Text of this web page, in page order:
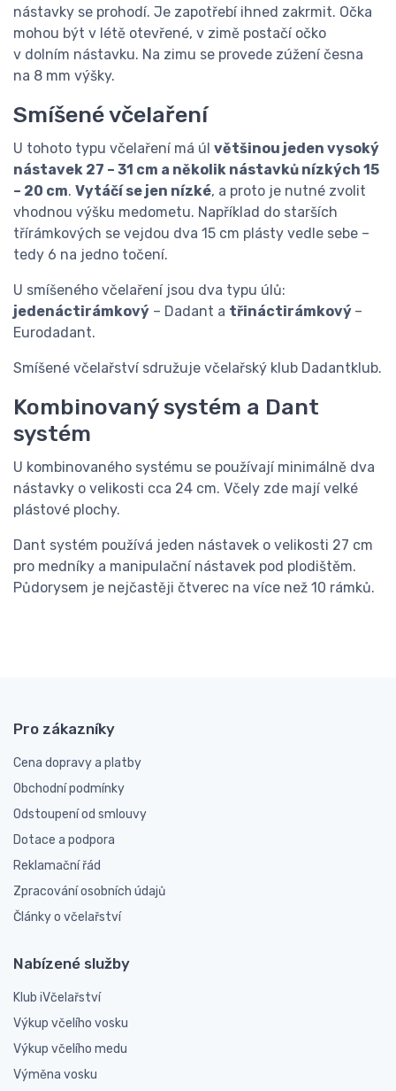
nástavky se prohodí. Je zapotřebí ihned zakrmit. Očka
mohou být v létě otevřené, v zimě postačí očko
v dolním nástavku. Na zimu se provede zúžení česna
na 8 mm výšky.
Smíšené včelaření
U tohoto typu včelaření má úl většinou jeden vysoký
nástavek 27 – 31 cm a několik nástavků nízkých 15
– 20 cm. Vytáčí se jen nízké, a proto je nutné zvolit
vhodnou výšku medometu. Například do starších
třírámkových se vejdou dva 15 cm plásty vedle sebe –
tedy 6 na jedno točení.
U smíšeného včelaření jsou dva typu úlů:
jedenáctirámkový – Dadant a třináctirámkový –
Eurodadant.
Smíšené včelařství sdružuje včelařský klub Dadantklub.
Kombinovaný systém a Dant
systém
U kombinovaného systému se používají minimálně dva
nástavky o velikosti cca 24 cm. Včely zde mají velké
plástové plochy.
Dant systém používá jeden nástavek o velikosti 27 cm
pro medníky a manipulační nástavek pod plodištěm.
Půdorysem je nejčastěji čtverec na více než 10 rámků.
Pro zákazníky
Cena dopravy a platby
Obchodní podmínky
Odstoupení od smlouvy
Dotace a podpora
Reklamační řád
Zpracování osobních údajů
Články o včelařství
Nabízené služby
Klub iVčelařství
Výkup včelího vosku
Výkup včelího medu
Výměna vosku